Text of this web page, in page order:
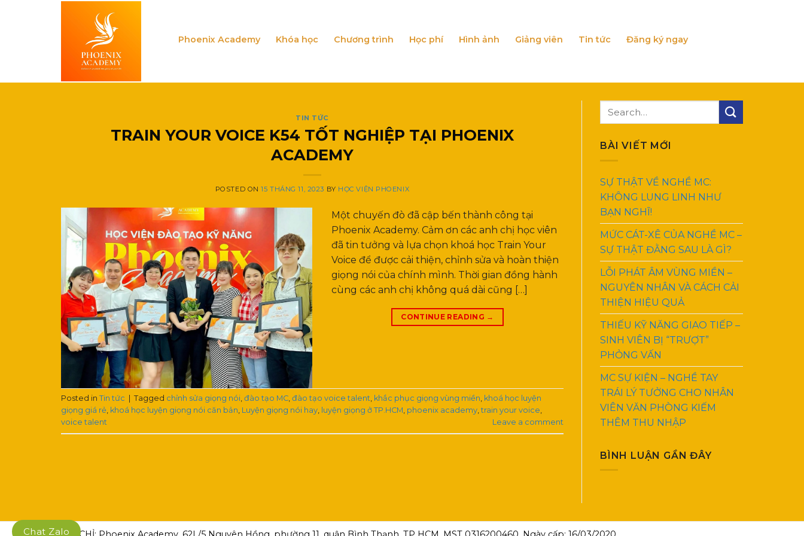
Phoenix Academy Khóa học Chương trình Học phí Hình ảnh Giảng viên Tin tức Đăng ký ngay
TIN TỨC
TRAIN YOUR VOICE K54 TỐT NGHIỆP TẠI PHOENIX
ACADEMY
POSTED ON15 THÁNG 11, 2023 BY HỌC VIỆN PHOENIX
Một chuyến đò đã cập bến thành công tại
Phoenix Academy. Cảm ơn các anh chị học viên
đã tin tưởng và lựa chọn khoá học Train Your
Voice để được cải thiện, chỉnh sửa và hoàn thiện
giọng nói của chính mình. Thời gian đồng hành
cùng các anh chị không quá dài cũng […]
CONTINUE READING →
Posted in Tin tức Tagged chỉnh sửa giọng nói, đào tạo MC, đào tạo voice talent, khắc phục giọng vùng miền, khoá học luyện
giọng giá rẻ, khoá học luyện giọng nói căn bản, Luyện giọng nói hay, luyện giọng ở TP.HCM, phoenix academy,train your voice,
voice talent
Leave a comment
BÀI VIẾT MỚI
SỰ THẬT VỀ NGHỀ MC:
KHÔNG LUNG LINH NHƯ
BẠN NGHĨ!
MỨC CÁT-XÊ CỦA NGHỀ MC –
SỰ THẬT ĐẰNG SAU LÀ GÌ?
LỖI PHÁT ÂM VÙNG MIỀN –
NGUYÊN NHÂN VÀ CÁCH CẢI
THIỆN HIỆU QUẢ
THIẾU KỸ NĂNG GIAO TIẾP –
SINH VIÊN BỊ “TRƯỢT”
PHỎNG VẤN
MC SỰ KIỆN – NGHỀ TAY
TRÁI LÝ TƯỞNG CHO NHÂN
VIÊN VĂN PHÒNG KIẾM
THÊM THU NHẬP
BÌNH LUẬN GẦN ĐÂY
Chat Zalo